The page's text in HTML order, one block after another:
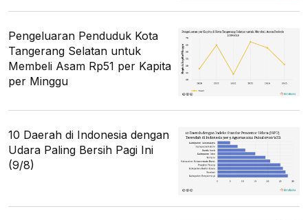
Pengeluaran Penduduk Kota
Tangerang Selatan untuk
Membeli Asam Rp51 per Kapita
per Minggu
10 Daerah di Indonesia dengan
Udara Paling Bersih Pagi Ini
(9/8)